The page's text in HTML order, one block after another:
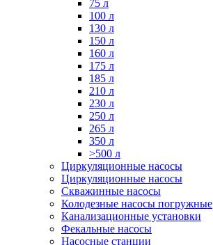
75 л
100 л
130 л
150 л
160 л
175 л
185 л
210 л
230 л
250 л
265 л
350 л
>500 л
Циркуляционные насосы
Циркуляционные насосы
Скважинные насосы
Колодезные насосы погружные
Канализационные установки
Фекальные насосы
Насосные станции